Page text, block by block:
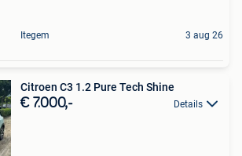
Itegem 3 aug 26
Citroen C3 1.2 Pure Tech Shine
€ 7.000,- Details